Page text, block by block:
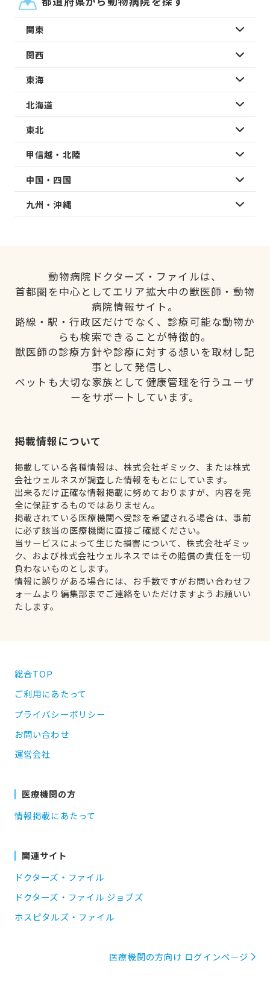
関東
関西
東海
北海道
東北
甲信越・北陸
中国・四国
九州・沖縄
動物病院ドクターズ・ファイルは、
首都圏を中心としてエリア拡大中の獣医師・動物
病院情報サイト。
路線・駅・行政区だけでなく、診療可能な動物か
らも検索できることが特徴的。
獣医師の診療方針や診療に対する想いを取材し記
事として発信し、
ペットも大切な家族として健康管理を行うユーザ
ーをサポートしています。
掲載情報について
掲載している各種情報は、株式会社ギミック、または株式
会社ウェルネスが調査した情報をもとにしています。
出来るだけ正確な情報掲載に努めておりますが、内容を完
全に保証するものではありません。
掲載されている医療機関へ受診を希望される場合は、事前
に必ず該当の医療機関に直接ご確認ください。
当サービスによって生じた損害について、株式会社ギミッ
ク、および株式会社ウェルネスではその賠償の責任を一切
負わないものとします。
情報に誤りがある場合には、お手数ですがお問い合わせフ
ォームより編集部までご連絡をいただけますようお願いい
たします。
総合TOP
ご利用にあたって
プライバシーポリシー
お問い合わせ
運営会社
医療機関の方
情報掲載にあたって
関連サイト
ドクターズ・ファイル
ドクターズ・ファイル ジョブズ
ホスピタルズ・ファイル
医療機関の方向け ログインページ